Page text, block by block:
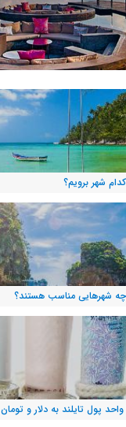
شهر برویم؟
چه شهرهایی مناسب هستند؟
پول تایلند به دلار و تومان